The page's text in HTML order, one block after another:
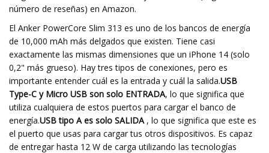
número de reseñas) en Amazon.
El Anker PowerCore Slim 313 es uno de los bancos de energía
de 10,000 mAh más delgados que existen. Tiene casi
exactamente las mismas dimensiones que un iPhone 14 (solo
0,2" más grueso). Hay tres tipos de conexiones, pero es
importante entender cuál es la entrada y cuál la salida.USB
Type-C y Micro USB son solo ENTRADA, lo que significa que
utiliza cualquiera de estos puertos para cargar el banco de
energía.USB tipo A es solo SALIDA, lo que significa que este es
el puerto que usas para cargar tus otros dispositivos. Es capaz
de entregar hasta 12 W de carga utilizando las tecnologías